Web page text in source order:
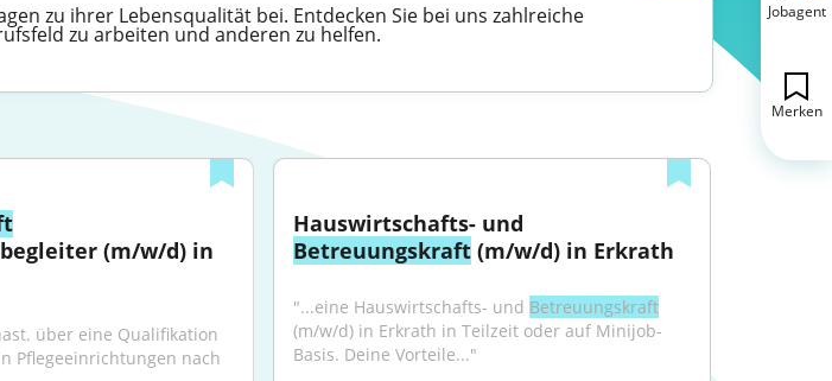
zu ihrer Lebensqualität bei. Entdecken Sie bei uns zahlreiche
zu arbeiten und anderen zu helfen.
(m/w/d) in
über eine Qualifikation
Pflegeeinrichtungen nach
Betreuungskraft (m/w/d) in Erkrath
"...eine Hauswirtschafts- und Betreuungskraft
(m/w/d) in Erkrath in Teilzeit oder auf Minijob-
Basis. Deine Vorteile..."
Jobagent
Merken